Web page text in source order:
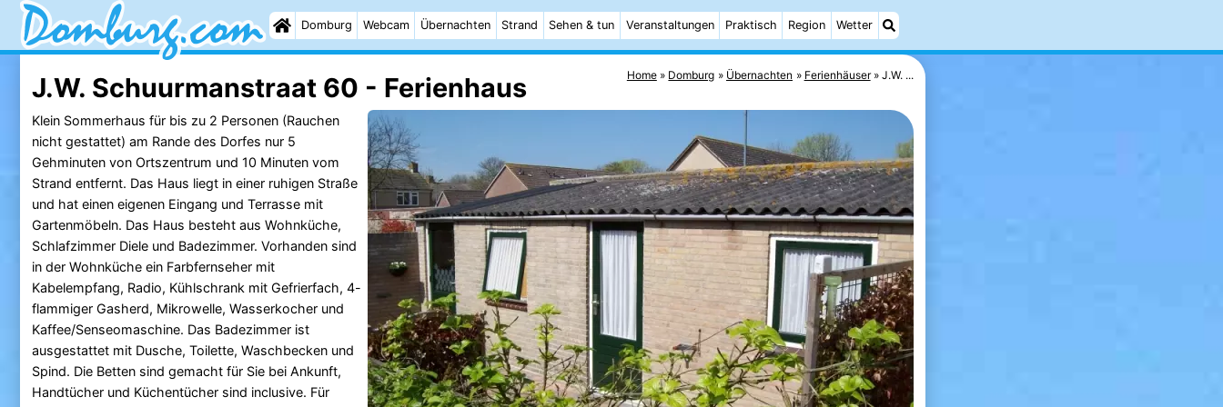
Domburg Webcam Übernachten Strand Sehen & tun Veranstaltungen Praktisch Region Wetter
Home Domburg Übernachten Ferienhäuser J.W. ...
J.W. Schuurmanstraat 60 - Ferienhaus
Klein Sommerhaus für bis zu 2 Personen (Rauchen
nicht gestattet) am Rande des Dorfes nur 5
Gehminuten von Ortszentrum und 10 Minuten vom
Strand entfernt. Das Haus liegt in einer ruhigen Straße
und hat einen eigenen Eingang und Terrasse mit
Gartenmöbeln. Das Haus besteht aus Wohnküche,
Schlafzimmer Diele und Badezimmer. Vorhanden sind
in der Wohnküche ein Farbfernseher mit
Kabelempfang, Radio, Kühlschrank mit Gefrierfach, 4-
flammiger Gasherd, Mikrowelle, Wasserkocher und
Kaffee/Senseomaschine. Das Badezimmer ist
ausgestattet mit Dusche, Toilette, Waschbecken und
Spind. Die Betten sind gemacht für Sie bei Ankunft,
Handtücher und Küchentücher sind inclusive. Für